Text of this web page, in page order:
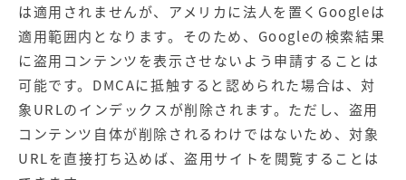
は適用されませんが、アメリカに法人を置くGoogleは
適用範囲内となります。そのため、Googleの検索結果
に盗用コンテンツを表示させないよう申請することは
可能です。DMCAに抵触すると認められた場合は、対
象URLのインデックスが削除されます。ただし、盗用
コンテンツ自体が削除されるわけではないため、対象
URLを直接打ち込めば、盗用サイトを閲覧することは